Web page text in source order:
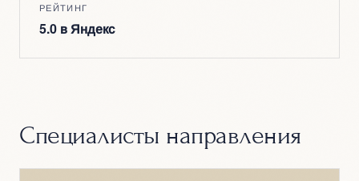
РЕЙТИНГ
5.0 в Яндекс
Специалисты направления